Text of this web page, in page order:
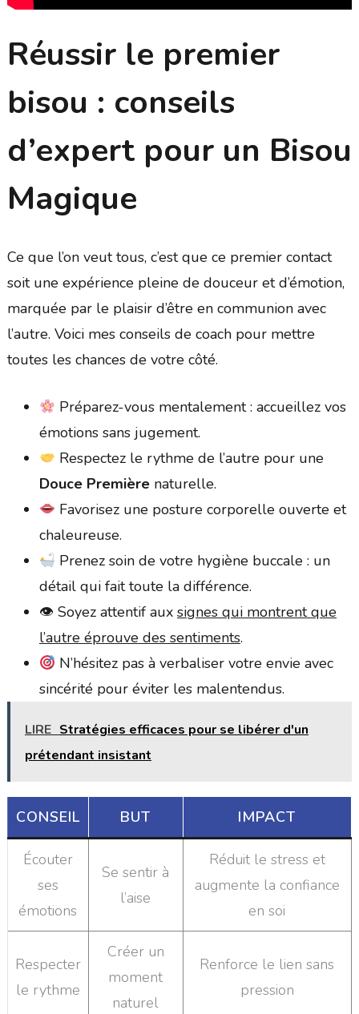
Réussir le premier
bisou : conseils
d’expert pour un Bisou
Magique
Ce que l’on veut tous, c’est que ce premier contact
soit une expérience pleine de douceur et d’émotion,
marquée par le plaisir d’être en communion avec
l’autre. Voici mes conseils de coach pour mettre
toutes les chances de votre côté.
Préparez-vous mentalement : accueillez vos
émotions sans jugement.
Respectez le rythme de l’autre pour une
Douce Premièrenaturelle.
Favorisez une posture corporelle ouverte et
chaleureuse.
Prenez soin de votre hygiène buccale : un
détail qui fait toute la différence.
👁 Soyez attentif aux signes qui montrent que
l’autre éprouve des sentiments.
N’hésitez pas à verbaliser votre envie avec
sincérité pour éviter les malentendus.
LIRE Stratégies efficaces pour se libérer d'un
prétendant insistant
CONSEIL BUT IMPACT
Écouter
ses
émotions
Se sentir à
l’aise
Réduit le stress et
augmente la confiance
en soi
Respecter
le rythme
Créer un
moment
naturel
Renforce le lien sans
pression